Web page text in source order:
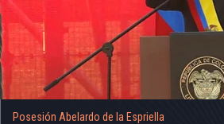
Posesión Abelardo de la Espriella